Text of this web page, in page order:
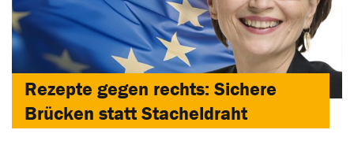
Rezepte gegen rechts: Sichere
Brücken statt Stacheldraht